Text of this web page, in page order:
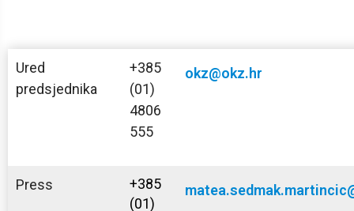
Ured
predsjednika
+385
(01)
4806
555
okz@okz.hr
Press
+385
(01)